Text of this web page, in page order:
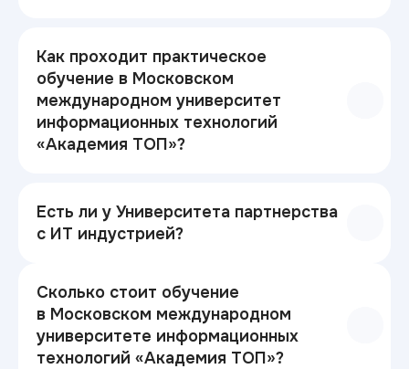
Как проходит практическое
обучение в Московском
международном университет
информационных технологий
«Академия ТОП»?
Есть ли у Университета партнерства
с ИТ индустрией?
Сколько стоит обучение
в Московском международном
университете информационных
технологий «Академия ТОП»?